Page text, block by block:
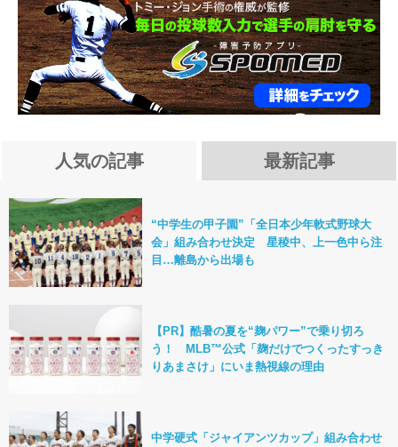
人気の記事 最新記事
“中学生の甲子園”「全日本少年軟式野球大
会」組み合わせ決定 星稜中、上一色中ら注
目…離島から出場も
【PR】酷暑の夏を“麹パワー”で乗り切ろ
う！ MLB™公式「麹だけでつくったすっき
りあまさけ」にいま熱視線の理由
中学硬式「ジャイアンツカップ」組み合わせ